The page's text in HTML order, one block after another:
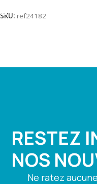
SKU: ref24182
RESTEZ
NOS
Ne ratez